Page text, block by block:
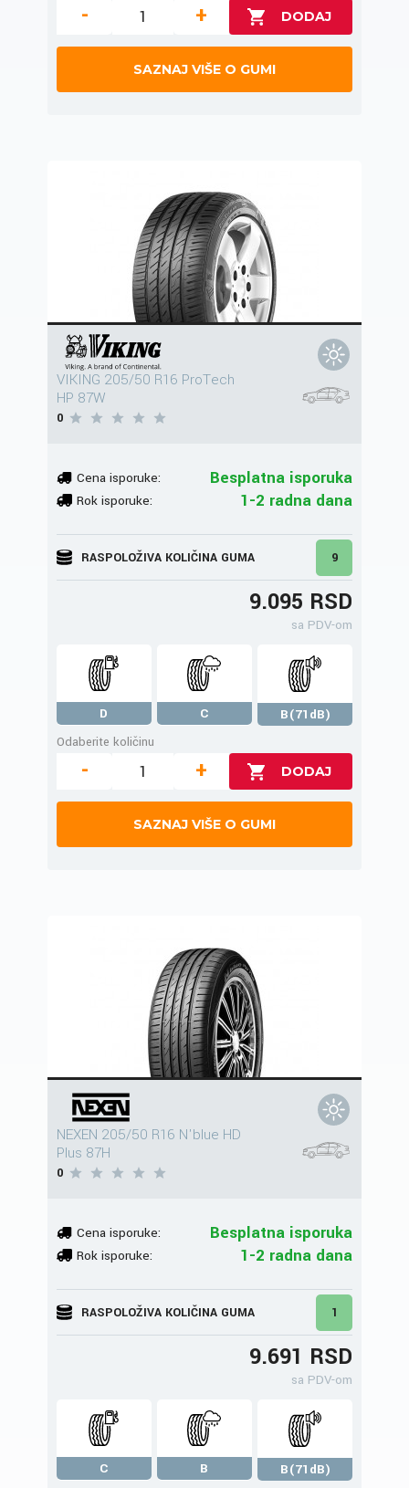
- +
SAZNAJ VIŠE O GUMI
VIKING 205/50 R16 ProTech
HP 87W
0
Cena isporuke: Besplatna isporuka
Rok isporuke: 1-2 radna dana
RASPOLOŽIVA KOLIČINA GUMA 9
9.095 RSD
sa PDV-om
D C
B(71dB)
Odaberite količinu
- +
SAZNAJ VIŠE O GUMI
NEXEN 205/50 R16 N'blue HD
Plus 87H
0
Cena isporuke: Besplatna isporuka
Rok isporuke: 1-2 radna dana
RASPOLOŽIVA KOLIČINA GUMA 1
9.691 RSD
sa PDV-om
C B B(71dB)